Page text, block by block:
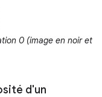
0 (image en noir et
d'un